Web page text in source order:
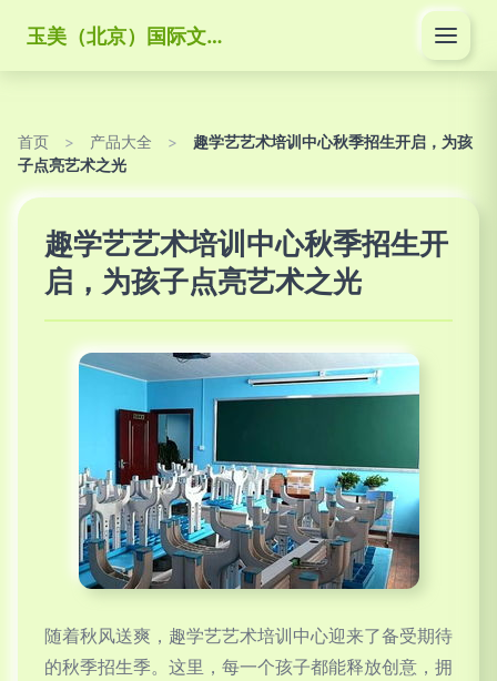
玉美（北京）国际文化传媒有限公司
首页 > 产品大全 >
趣学艺艺术培训中心秋季招生开启，为孩
子点亮艺术之光
趣学艺艺术培训中心秋季招生开
启，为孩子点亮艺术之光
随着秋风送爽，趣学艺艺术培训中心迎来了备受期待
的秋季招生季。这里，每一个孩子都能释放创意，拥